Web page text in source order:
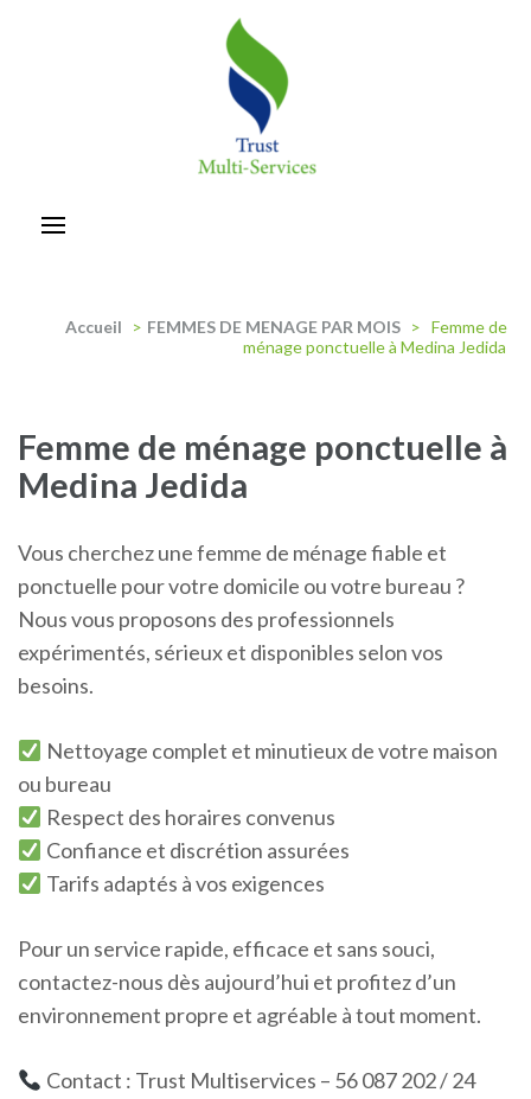
Accueil > FEMMES DE MENAGE PAR MOIS > Femme de
ménage ponctuelle à Medina Jedida
Femme de ménage ponctuelle à
Medina Jedida
Vous cherchez une femme de ménage fiable et
ponctuelle pour votre domicile ou votre bureau ?
Nous vous proposons des professionnels
expérimentés, sérieux et disponibles selon vos
besoins.
Nettoyage complet et minutieux de votre maison
ou bureau
Respect des horaires convenus
Confiance et discrétion assurées
Tarifs adaptés à vos exigences
Pour un service rapide, efficace et sans souci,
contactez-nous dès aujourd’hui et profitez d’un
environnement propre et agréable à tout moment.
Contact : Trust Multiservices – 56 087 202 / 24